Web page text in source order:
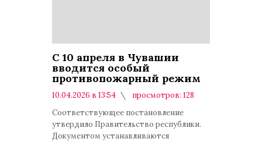
С 10 апреля в Чувашии
вводится особый
противопожарный режим
10.04.2026 в 13:54
просмотров: 128
Соответствующее постановление
утвердило Правительство республики.
Документом устанавливаются